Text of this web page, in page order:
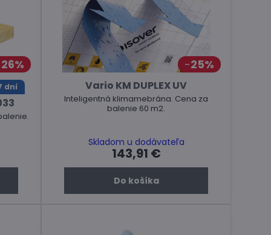
26%
dní
25%
Vario KM DUPLEX UV
Inteligentná klimamebrána. Cena za
balenie 60 m2.
Skladom u dodávateľa
143,91 €
Do košíka